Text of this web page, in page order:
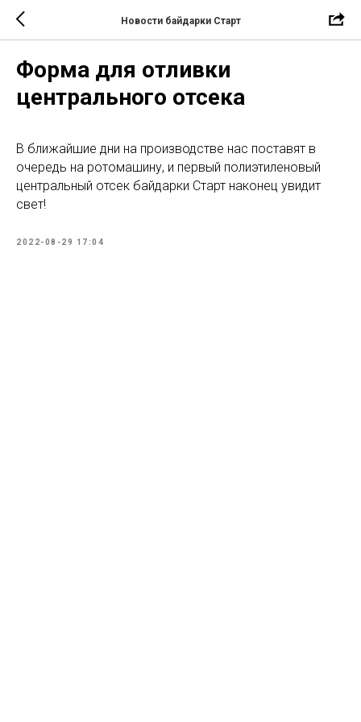
Новости байдарки Старт
Форма для отливки
центрального отсека
В ближайшие дни на производстве нас поставят в
очередь на ротомашину, и первый полиэтиленовый
центральный отсек байдарки Старт наконец увидит
свет!
2022-08-29 17:04